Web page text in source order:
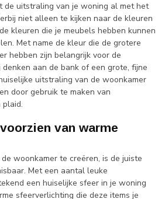
de uitstraling van je woning al met het
niet alleen te kijken naar de kleuren
kleuren die je meubels hebben kunnen
Met name de kleur die de grotere
hebben zijn belangrijk voor de
aan de bank of een grote, fijne
uitstraling van de woonkamer
door gebruik te maken van
plaid.
van warme
woonkamer te creëren, is de juiste
Met een aantal leuke
een huiselijke sfeer in je woning
sfeerverlichting die deze items je